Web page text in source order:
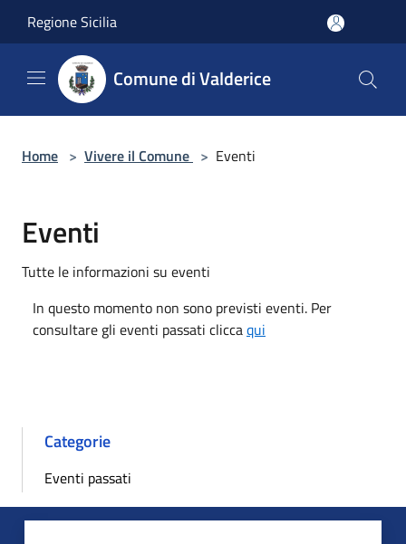
Regione Sicilia
Comune di Valderice
Home > Vivere il Comune > Eventi
Eventi
Tutte le informazioni su eventi
In questo momento non sono previsti eventi. Per
consultare gli eventi passati cliccaqui
Categorie
Eventi passati